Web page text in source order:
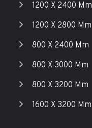
1200 X 2400 Mm
1200 X 2800 Mm
800 X 2400 Mm
800 X 3000 Mm
800 X 3200 Mm
1600 X 3200 Mm